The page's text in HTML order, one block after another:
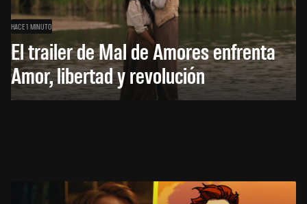
HACE 1 MINUTO
El trailer de Mal de Amores enfrenta
Amor, libertad y revolución